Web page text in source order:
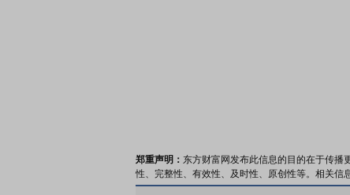
郑重声明： 东方财富网发布此信息的目的在于传播
性、完整性、有效性、及时性、原创性等。相关信